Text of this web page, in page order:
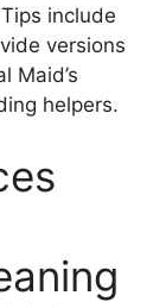
include
versions
Maid’s
helpers.